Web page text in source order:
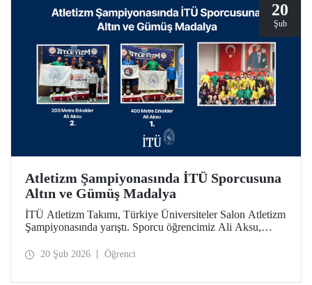
20
Şub
Atletizm Şampiyonasında İTÜ Sporcusuna
Altın ve Gümüş Madalya
İTÜ Atletizm Takımı, Türkiye Üniversiteler Salon Atletizm
Şampiyonasında yarıştı. Sporcu öğrencimiz Ali Aksu,
200 metrede gümüş madalyanın sahibi oldu.
20 Şub 2026 Öğrenci